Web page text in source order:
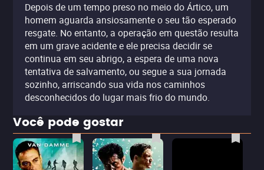
Depois de um tempo preso no meio do Ártico, um
homem aguarda ansiosamente o seu tão esperado
resgate. No entanto, a operação em questão resulta
em um grave acidente e ele precisa decidir se
continua em seu abrigo, a espera de uma nova
tentativa de salvamento, ou segue a sua jornada
sozinho, arriscando sua vida nos caminhos
desconhecidos do lugar mais frio do mundo.
Você pode gostar